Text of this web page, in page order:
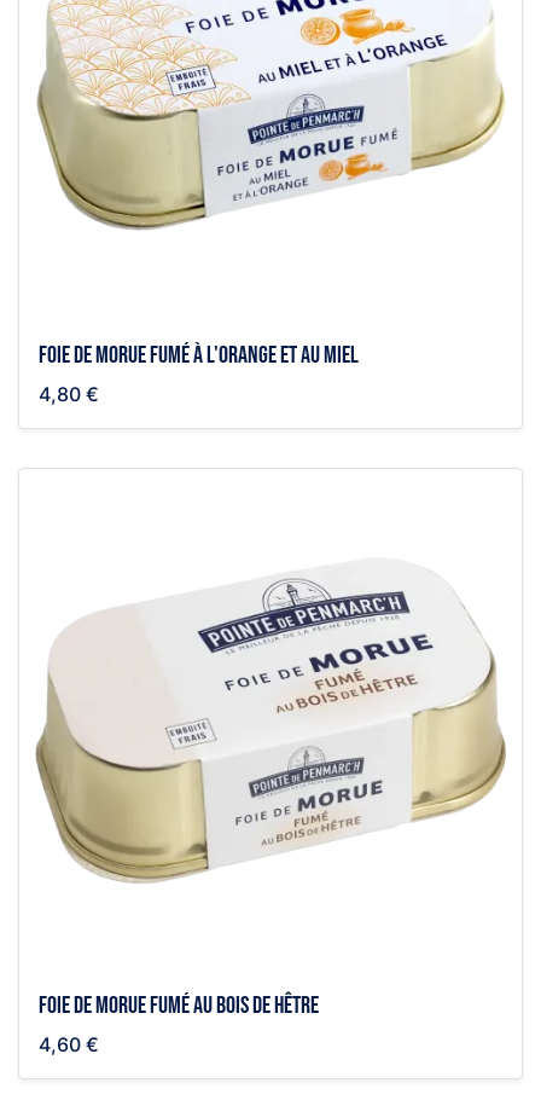
Foie de morue fumé à l'orange et au miel
4,80 €
Foie de morue fumé au bois de hêtre
4,60 €